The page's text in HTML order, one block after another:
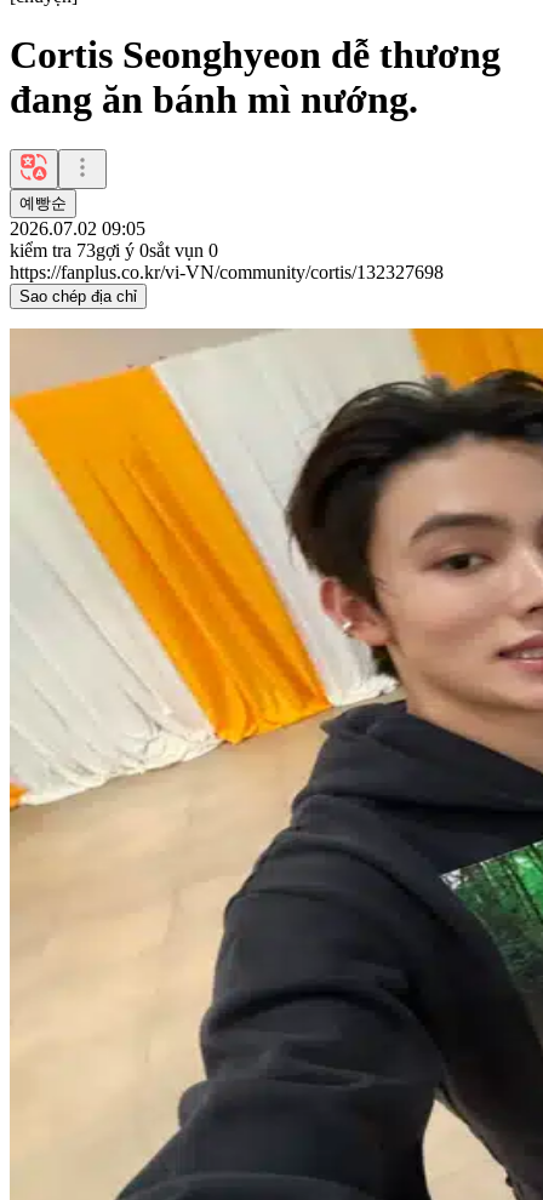
Cortis Seonghyeon dễ thương
đang ăn bánh mì nướng.
예빵순
2026.07.02 09:05
kiểm tra 73gợi ý 0sắt vụn 0
https://fanplus.co.kr/vi-VN/community/cortis/132327698
Sao chép địa chỉ